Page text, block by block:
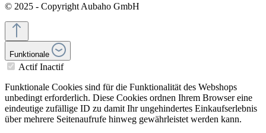
© 2025 - Copyright Aubaho GmbH
Funktionale
Actif Inactif
Funktionale Cookies sind für die Funktionalität des Webshops
unbedingt erforderlich. Diese Cookies ordnen Ihrem Browser eine
eindeutige zufällige ID zu damit Ihr ungehindertes Einkaufserlebnis
über mehrere Seitenaufrufe hinweg gewährleistet werden kann.